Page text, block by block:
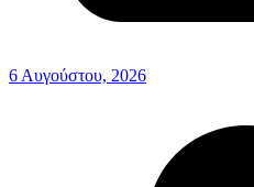
6 Αυγούστου, 2026